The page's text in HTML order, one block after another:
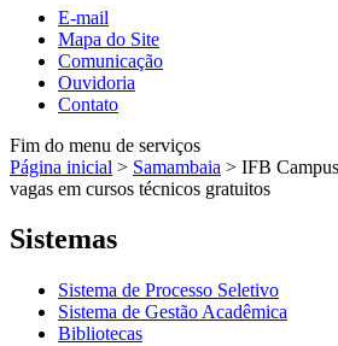
E-mail
Mapa do Site
Comunicação
Ouvidoria
Contato
Fim do menu de serviços
Página inicial > Samambaia > IFB
vagas em cursos técnicos gratuitos
Sistemas
Sistema de Processo Seletivo
Sistema de Gestão Acadêmica
Bibliotecas